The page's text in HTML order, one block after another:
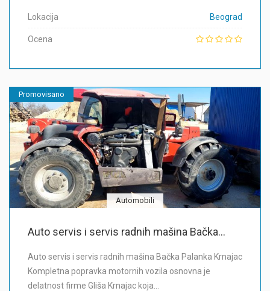
Lokacija Beograd
Ocena
Promovisano
Automobili
Auto servis i servis radnih mašina Bačka...
Auto servis i servis radnih mašina Bačka Palanka Krnajac
Kompletna popravka motornih vozila osnovna je
delatnost firme Gliša Krnajac koja…